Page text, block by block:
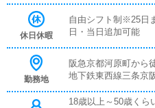
割です。先輩スタッ
のでご安心ください
休日休暇
自由シフト制※25日
日・当日追加可能
勤務地
阪急京都河原町から
地下鉄東西線三条京
18歳以上～50歳くら